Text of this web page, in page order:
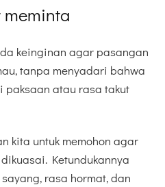
keinginan agar pasangan
tanpa menyadari bahwa
paksaan atau rasa takut
kita untuk memohon agar
Ketundukannya
rasa hormat, dan